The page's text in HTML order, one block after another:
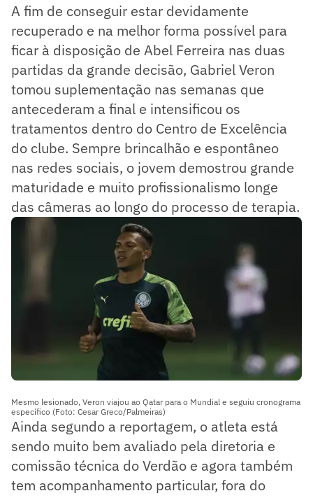
A fim de conseguir estar devidamente
recuperado e na melhor forma possível para
ficar à disposição de Abel Ferreira nas duas
partidas da grande decisão, Gabriel Veron
tomou suplementação nas semanas que
antecederam a final e intensificou os
tratamentos dentro do Centro de Excelência
do clube. Sempre brincalhão e espontâneo
nas redes sociais, o jovem demostrou grande
maturidade e muito profissionalismo longe
das câmeras ao longo do processo de terapia.
Mesmo lesionado, Veron viajou ao Qatar para o Mundial e seguiu cronograma
específico (Foto: Cesar Greco/Palmeiras)
Ainda segundo a reportagem, o atleta está
sendo muito bem avaliado pela diretoria e
comissão técnica do Verdão e agora também
tem acompanhamento particular, fora do